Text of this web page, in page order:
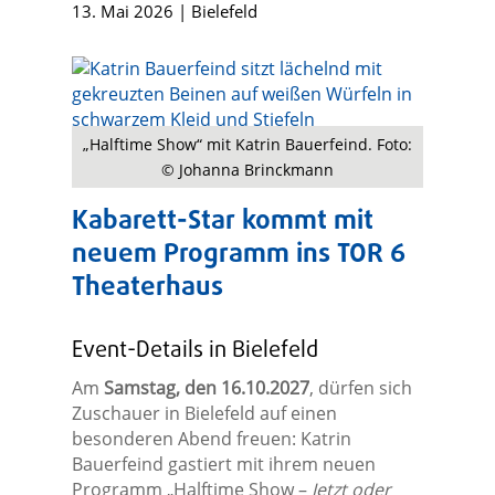
13. Mai 2026 | Bielefeld
„Halftime Show“ mit Katrin Bauerfeind. Foto:
© Johanna Brinckmann
Kabarett-Star kommt mit
neuem Programm ins TOR 6
Theaterhaus
Event-Details in Bielefeld
Am Samstag, den 16.10.2027, dürfen sich
Zuschauer in Bielefeld auf einen
besonderen Abend freuen: Katrin
Bauerfeind gastiert mit ihrem neuen
Programm „Halftime Show – Jetzt oder